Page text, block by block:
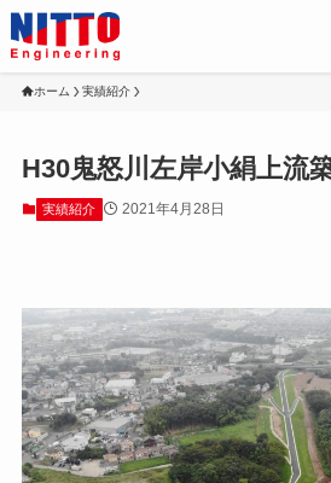
ホーム 実績紹介
H30鬼怒川左岸小絹上流
実績紹介 2021年4月28日